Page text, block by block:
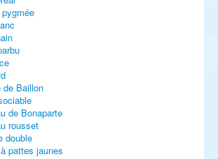
de Baillon
de Bonaparte
rousset
double
pattes jaunes